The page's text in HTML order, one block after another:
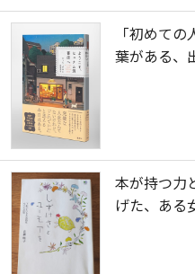
「初めて
葉がある、
本が持つ力
げた、ある